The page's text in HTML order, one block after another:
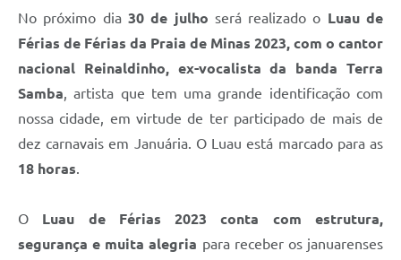
Diário Oficial
Links
Serviços Online
Enquete
Fotos - Eventos Oficiais
No próximo dia30 de julho será realizado o Luau de
Férias de Férias da Praia de Minas 2023, com o cantor
nacional Reinaldinho, ex-vocalista da banda Terra
Samba, artista que tem uma grande identificação com
nossa cidade, em virtude de ter participado de mais de
dez carnavais em Januária. O Luau está marcado para as
18 horas.
O Luau de Férias 2023 conta com estrutura,
segurança e muita alegria para receber os januarenses